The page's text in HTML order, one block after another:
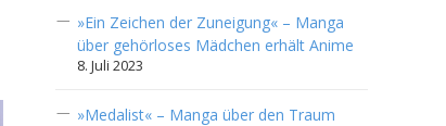
»Ein Zeichen der Zuneigung« – Manga
über gehörloses Mädchen erhält Anime
8. Juli 2023
»Medalist« – Manga über den Traum